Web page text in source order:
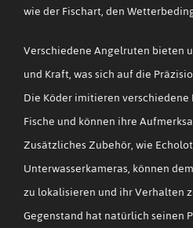
wie der Fischart, den
Verschiedene Angelruten bieten
und Kraft, was sich auf die
Die Köder imitieren
Fische und können ihre
Zusätzliches Zubehör, wie
Unterwasserkameras, können
zu lokalisieren und ihr Verhalten
Gegenstand hat natürlich seinen